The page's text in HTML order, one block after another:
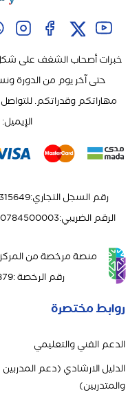
خبرات أصحاب الشغف على
حتى آخر يوم من الدورة
الإيميل:
رقم السجل التجاري:
الرقم الضريبي:
منصة مرخصة من المركز
رقم الرخصة:
روابط مختصرة
الدعم الفني والتعليمي
الدليل الارشادي (دعم المدربين
والمتدربين)